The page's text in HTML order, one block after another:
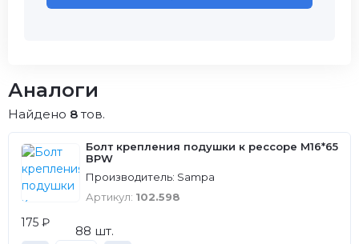
Аналоги
Найдено 8 тов.
Болт крепления подушки к рессоре M16*65
BPW
Производитель: Sampa
Артикул: 102.598
175 ₽
88 шт.